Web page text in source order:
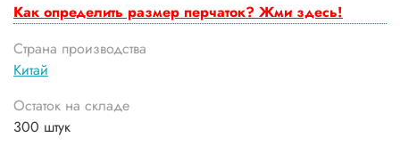
Как определить размер перчаток? Жми здесь!
Страна производства
Китай
Остаток на складе
300 штук